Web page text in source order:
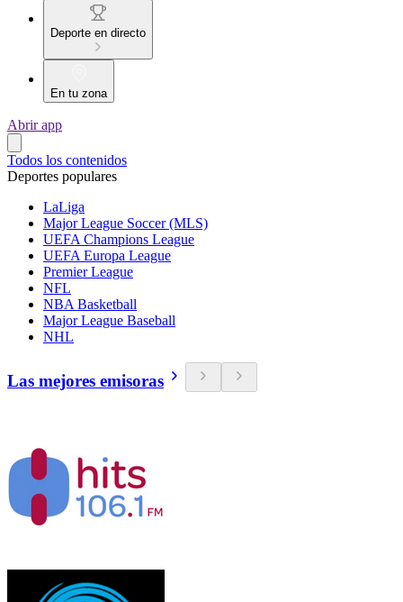
Deporte en directo
En tu zona
Abrir app
Todos los contenidos
Deportes populares
LaLiga
Major League Soccer (MLS)
UEFA Champions League
UEFA Europa League
Premier League
NFL
NBA Basketball
Major League Baseball
NHL
Las mejores emisoras